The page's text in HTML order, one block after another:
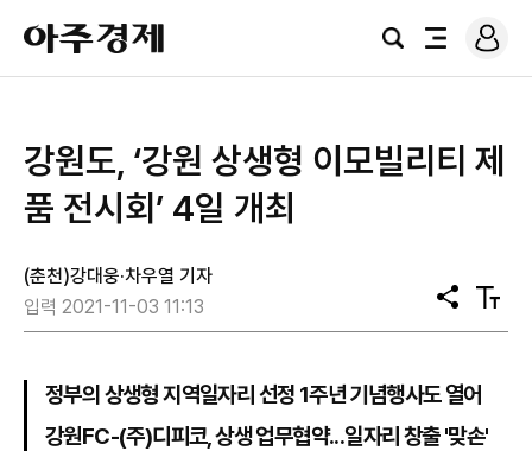
아
주
경
검
전
로
그
강원도, ‘강원 상생형 이모빌리티 제
품 전시회’ 4일 개최
(춘천)강대웅·차우열 기자
입력 2021-11-03 11:13
공
유
텍
스
정부의 상생형 지역일자리 선정 1주년 기념행사도 열어
강원FC-(주)디피코, 상생 업무협약...일자리 창출 '맞손'